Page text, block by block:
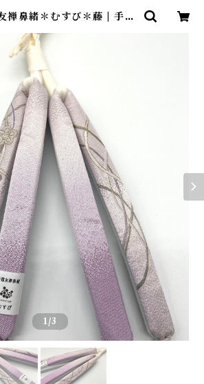
禅鼻緒＊むすび＊藤 | 手描
ツクルヤ＊
1/3